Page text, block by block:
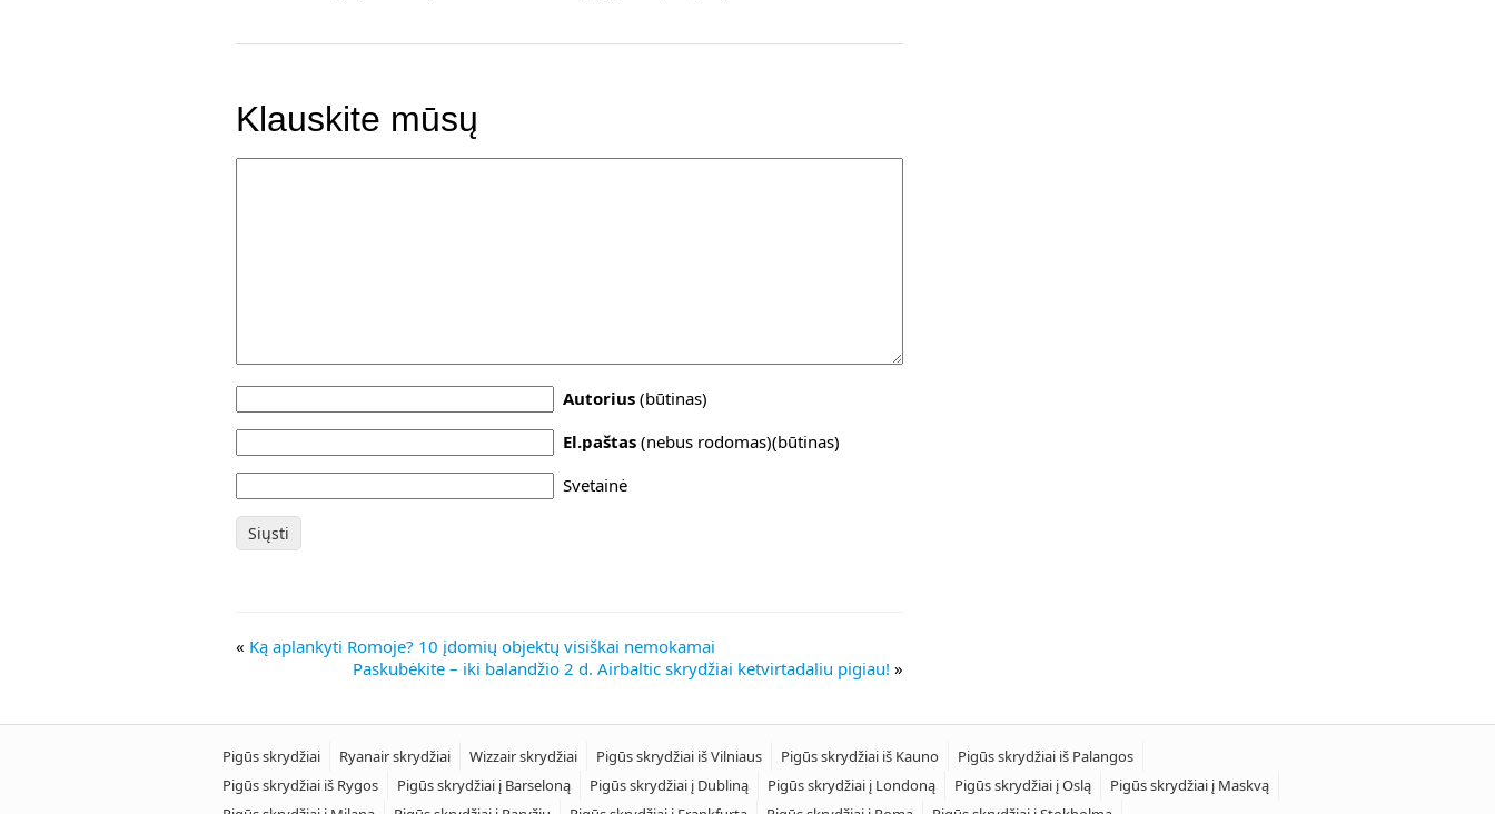
Klauskite mūsų
Autorius (būtinas)
El.paštas (nebus rodomas)(būtinas)
Svetainė
« Ką aplankyti Romoje? 10 įdomių objektų visiškai nemokamai
Paskubėkite – iki balandžio 2 d. Airbaltic skrydžiai ketvirtadaliu pigiau! »
Pigūs skrydžiai Ryanair skrydžiai Wizzair skrydžiai Pigūs skrydžiai iš Vilniaus Pigūs skrydžiai iš Kauno
Pigūs skrydžiai iš Palangos
Pigūs skrydžiai iš Rygos
Pigūs skrydžiai į Barseloną Pigūs skrydžiai į Dubliną Pigūs skrydžiai į Londoną Pigūs skrydžiai į Oslą
Pigūs skrydžiai į Maskvą